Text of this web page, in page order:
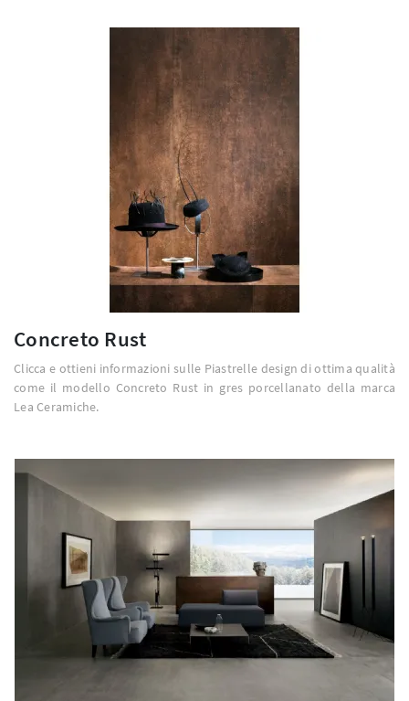
Concreto Rust
Clicca e ottieni informazioni sulle Piastrelle design di ottima qualità
come il modello Concreto Rust in gres porcellanato della marca
Lea Ceramiche.